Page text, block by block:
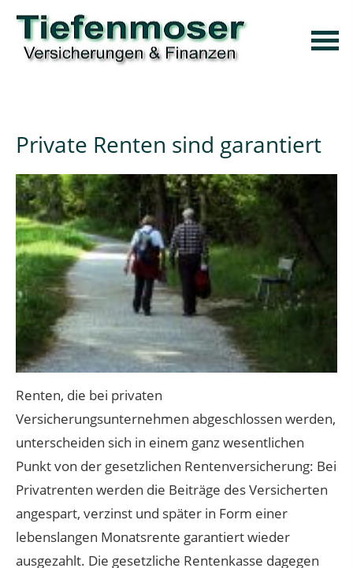
Private Renten sind garantiert
Renten, die bei privaten
Versicherungsunternehmen abgeschlossen werden,
unterscheiden sich in einem ganz wesentlichen
Punkt von der gesetzlichen Rentenversicherung: Bei
Privatrenten werden die Beiträge des Versicherten
angespart, verzinst und später in Form einer
lebenslangen Monatsrente garantiert wieder
ausgezahlt. Die gesetzliche Rentenkasse dagegen